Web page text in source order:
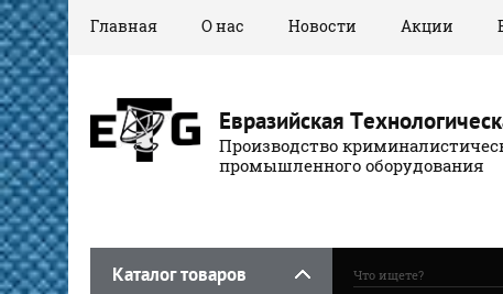
Главная О нас Новости Акции
Евразийская
Производство
промышленного оборудования
Каталог товаров